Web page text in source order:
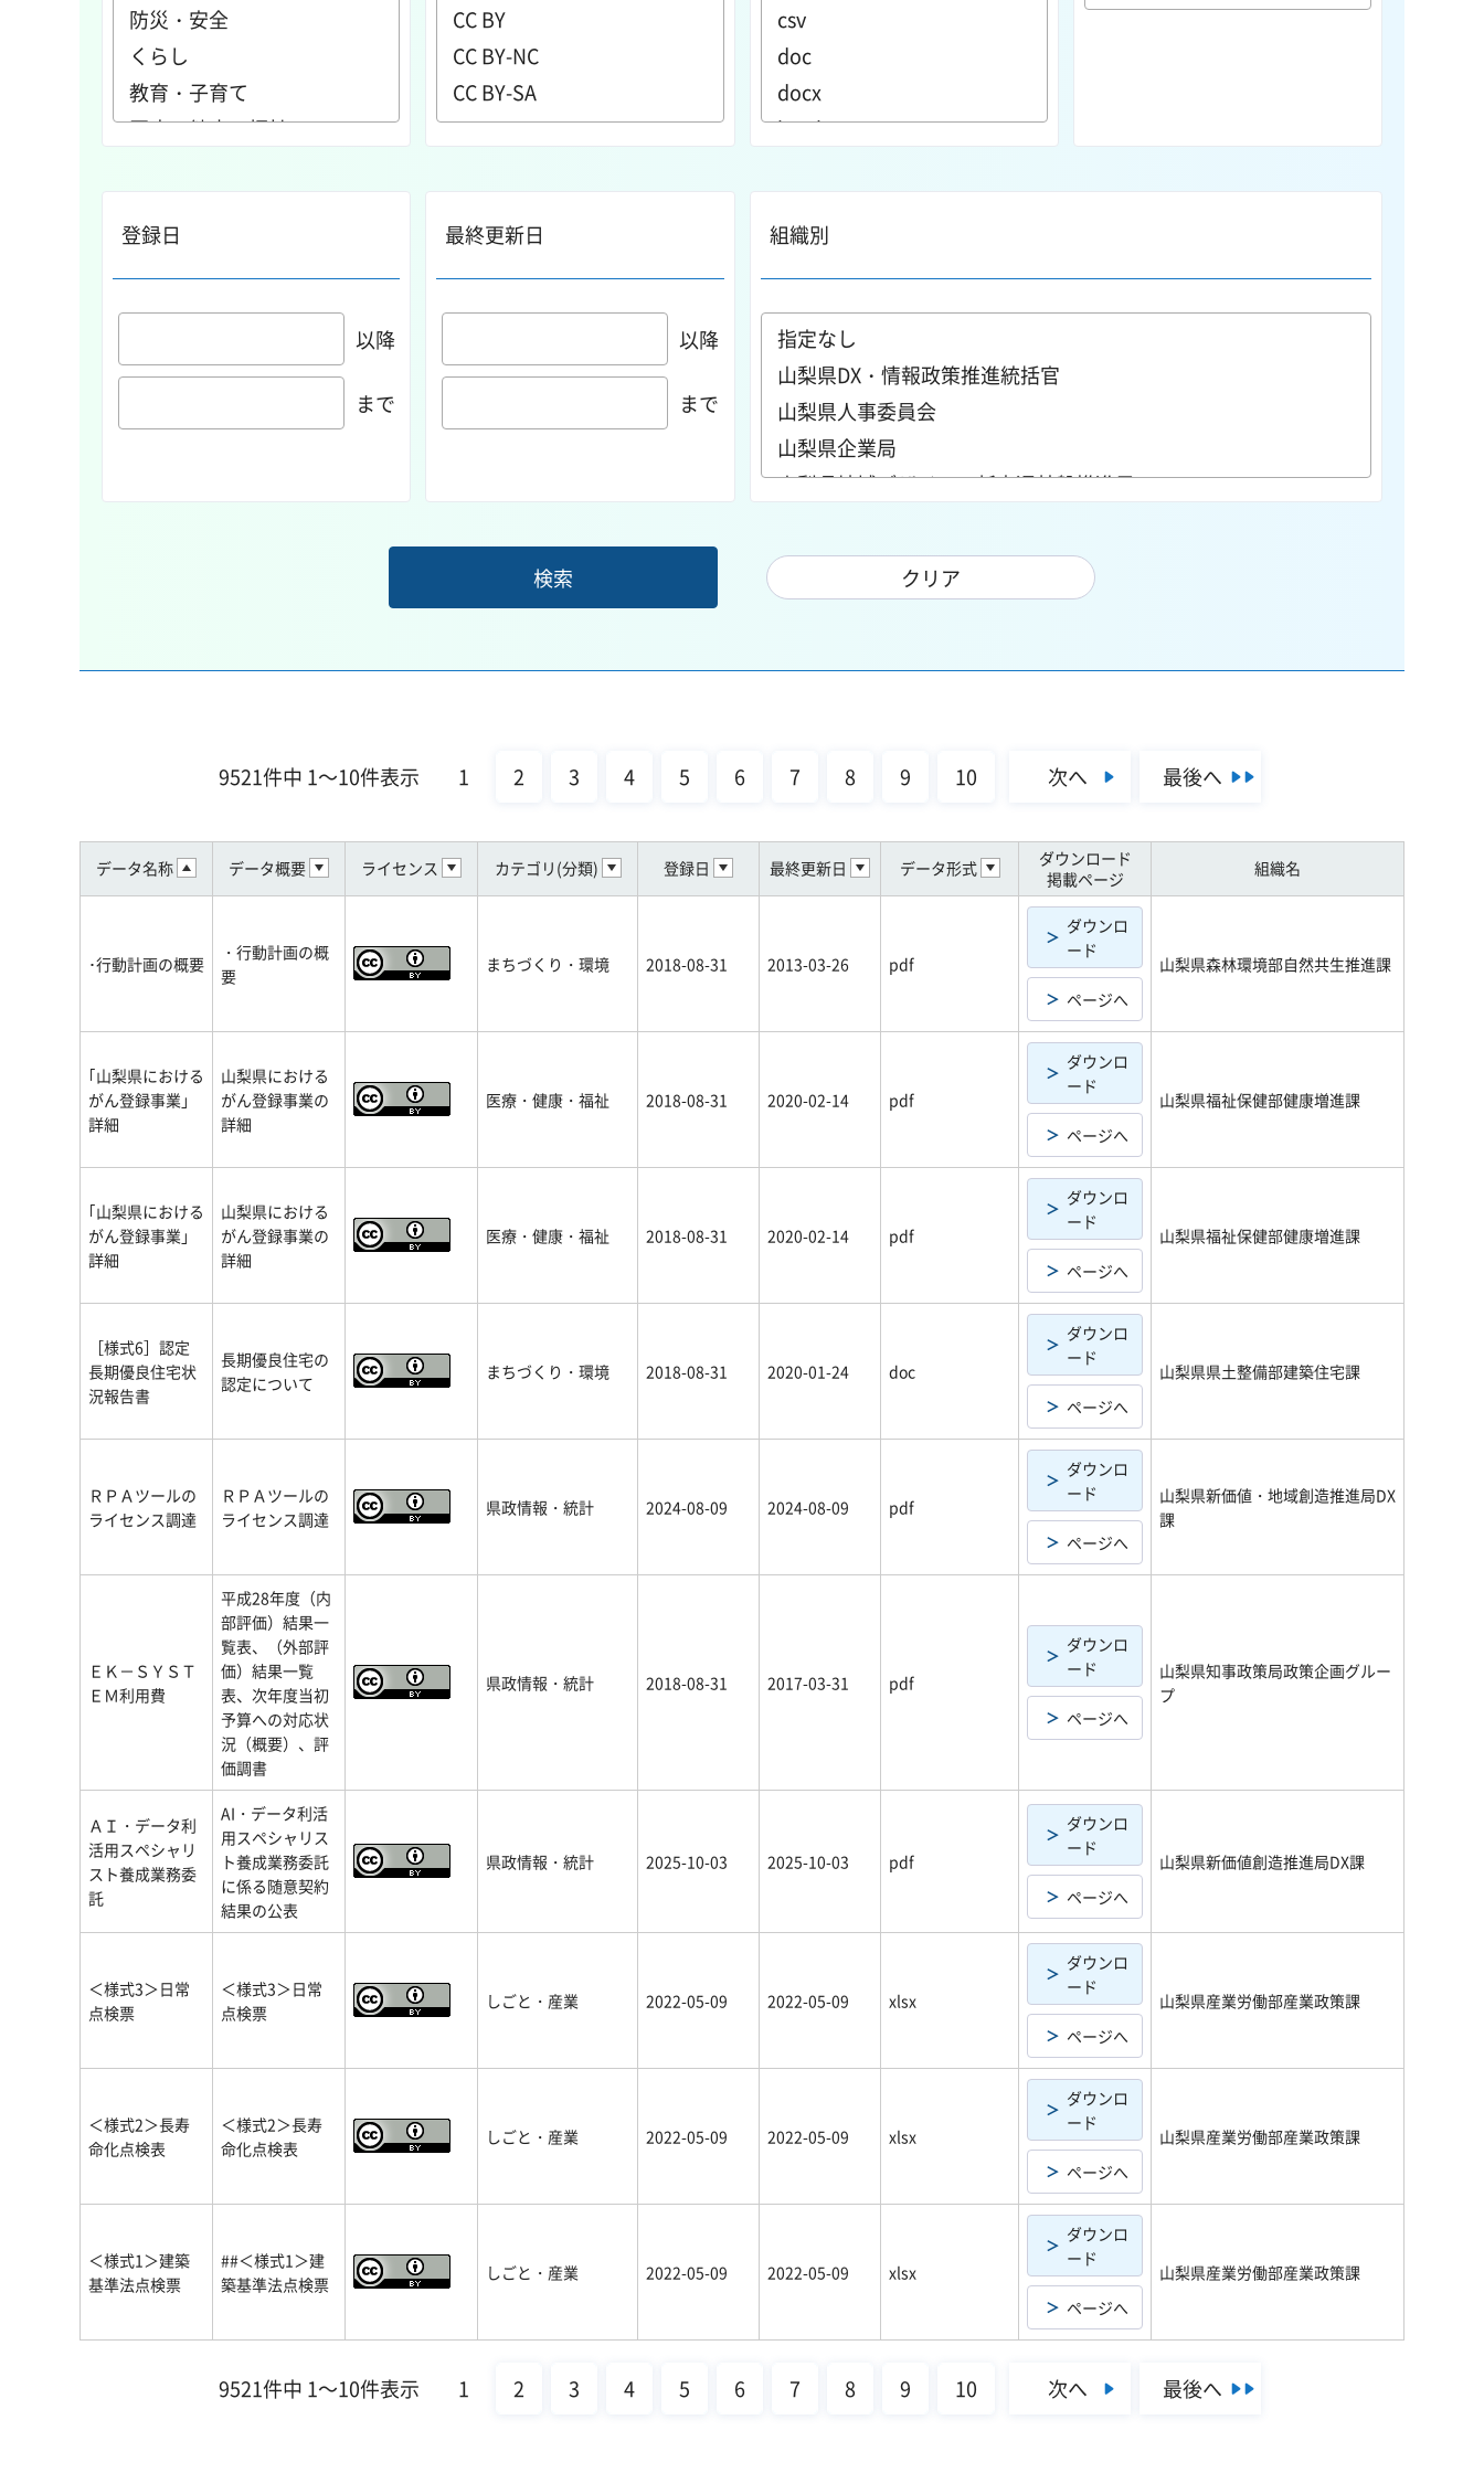
登録日
以降
まで
最終更新日
以降
まで
組織別
9521件中 1～10件表示 1 2 3 4 5 6 7 8 9 10 次へ 最後へ
データ名称 データ概要 ライセンス カテゴリ(分類) 登録日 最終更新日 データ形式
ダウンロード
掲載ページ
組織名
･行動計画の概要
・行動計画の概
要
まちづくり・環境 2018-08-31 2013-03-26 pdf
ダウンロ
ード
ページへ
山梨県森林環境部自然共生推進課
｢山梨県における
がん登録事業」
詳細
山梨県における
がん登録事業の
詳細
医療・健康・福祉 2018-08-31 2020-02-14 pdf
ダウンロ
ード
ページへ
山梨県福祉保健部健康増進課
｢山梨県における
がん登録事業」
詳細
山梨県における
がん登録事業の
詳細
医療・健康・福祉 2018-08-31 2020-02-14 pdf
ダウンロ
ード
ページへ
山梨県福祉保健部健康増進課
［様式6］認定
長期優良住宅状
況報告書
長期優良住宅の
認定について
まちづくり・環境 2018-08-31 2020-01-24 doc
ダウンロ
ード
ページへ
山梨県県土整備部建築住宅課
ＲＰＡツールの
ライセンス調達
ＲＰＡツールの
ライセンス調達
県政情報・統計 2024-08-09 2024-08-09 pdf
ダウンロ
ード
ページへ
山梨県新価値・地域創造推進局DX
課
ＥＫ－ＳＹＳＴ
ＥＭ利用費
平成28年度（内
部評価）結果一
覧表、（外部評
価）結果一覧
表、次年度当初
予算への対応状
況（概要）、評
価調書
県政情報・統計 2018-08-31 2017-03-31 pdf
ダウンロ
ード
ページへ
山梨県知事政策局政策企画グルー
プ
ＡＩ・データ利
活用スペシャリ
スト養成業務委
託
AI・データ利活
用スペシャリス
ト養成業務委託
に係る随意契約
結果の公表
県政情報・統計 2025-10-03 2025-10-03 pdf
ダウンロ
ード
ページへ
山梨県新価値創造推進局DX課
＜様式3＞日常
点検票
＜様式3＞日常
点検票
しごと・産業 2022-05-09 2022-05-09 xlsx
ダウンロ
ード
ページへ
山梨県産業労働部産業政策課
＜様式2＞長寿
命化点検表
＜様式2＞長寿
命化点検表
しごと・産業 2022-05-09 2022-05-09 xlsx
ダウンロ
ード
ページへ
山梨県産業労働部産業政策課
＜様式1＞建築
基準法点検票
##＜様式1＞建
築基準法点検票
しごと・産業 2022-05-09 2022-05-09 xlsx
ダウンロ
ード
ページへ
山梨県産業労働部産業政策課
9521件中 1～10件表示 1 2 3 4 5 6 7 8 9 10 次へ 最後へ